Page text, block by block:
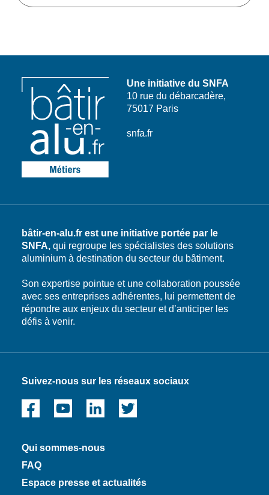
Une initiative du SNFA
10 rue du débarcadère,
75017 Paris
snfa.fr
bâtir-en-alu.fr est une initiative portée par le
SNFA, qui regroupe les spécialistes des solutions
aluminium à destination du secteur du bâtiment.
Son expertise pointue et une collaboration poussée
avec ses entreprises adhérentes, lui permettent de
répondre aux enjeux du secteur et d’anticiper les
défis à venir.
Suivez-nous sur les réseaux sociaux
Qui sommes-nous
FAQ
Espace presse et actualités